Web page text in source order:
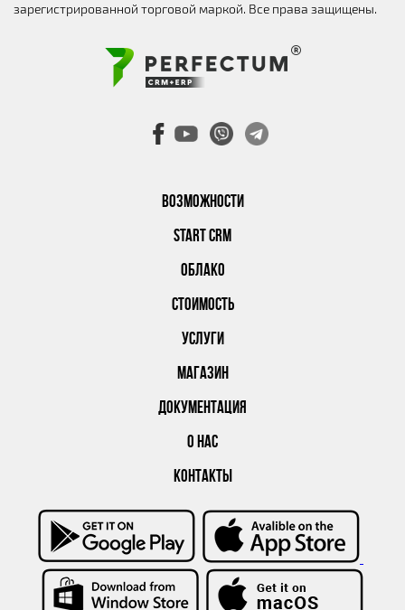
ВОЗМОЖНОСТИ
START CRM
ОБЛАКО
СТОИМОСТЬ
УСЛУГИ
МАГАЗИН
ДОКУМЕНТАЦИЯ
О НАС
КОНТАКТЫ
зарегистрированной торговой маркой. Все права защищены.